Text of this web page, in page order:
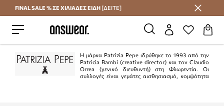
Εξοικονομήστε με το Answear Club
FINAL SALE % ΣΕ ΧΙΛΙΑΔΕΣ ΕΙΔΗ [ΔΕΙΤΕ]
Η μάρκα Patrizia Pepe ιδρύθηκε το 1993 από την
Patricia Bambi (creative director) και τον Claudio
Orrea (γενικό διευθυντή) στη Φλωρεντία. Οι
συλλογές είναι γεμάτες αισθησιασμό, κομψότητα